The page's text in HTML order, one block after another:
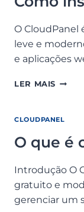
O CloudPanel
leve e
e aplicações
LER MAIS COMO
CLOUDPANEL
O que é
Introdução O
gratuito e
gerenciar um